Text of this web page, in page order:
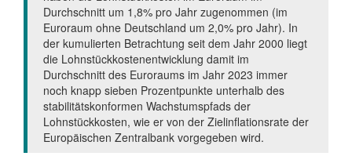
Durchschnitt um 1,8% pro Jahr zugenommen (im
Euroraum ohne Deutschland um 2,0% pro Jahr). In
der kumulierten Betrachtung seit dem Jahr 2000 liegt
die Lohnstückkostenentwicklung damit im
Durchschnitt des Euroraums im Jahr 2023 immer
noch knapp sieben Prozentpunkte unterhalb des
stabilitätskonformen Wachstumspfads der
Lohnstückkosten, wie er von der Zielinflationsrate der
Europäischen Zentralbank vorgegeben wird.